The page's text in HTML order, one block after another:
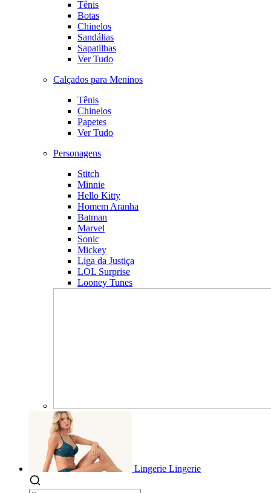
Tênis
Botas
Chinelos
Sandálias
Sapatilhas
Ver Tudo
Calçados para Meninos
Tênis
Chinelos
Papetes
Ver Tudo
Personagens
Stitch
Minnie
Hello Kitty
Homem Aranha
Batman
Marvel
Sonic
Mickey
Liga da Justiça
LOL Surprise
Looney Tunes
Lingerie Lingerie